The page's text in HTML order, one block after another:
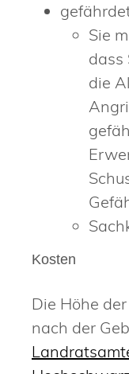
Sie
dass
die
Kosten
Die Höhe
nach der